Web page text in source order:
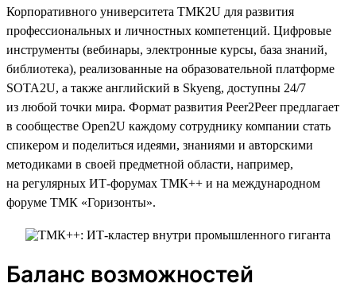
Корпоративного университета ТМК2U для развития
профессиональных и личностных компетенций. Цифровые
инструменты (вебинары, электронные курсы, база знаний,
библиотека), реализованные на образовательной платформе
SOTA2U, а также английский в Skyeng, доступны 24/7
из любой точки мира. Формат развития Peer2Peer предлагает
в сообществе Open2U каждому сотруднику компании стать
спикером и поделиться идеями, знаниями и авторскими
методиками в своей предметной области, например,
на регулярных ИТ-форумах ТМК++ и на международном
форуме ТМК «Горизонты».
Баланс возможностей